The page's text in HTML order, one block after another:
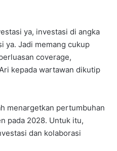
ya, investasi di angka
ya. Jadi memang cukup
coverage,
kepada wartawan dikutip
menargetkan pertumbuhan
pada 2028. Untuk itu,
dan kolaborasi